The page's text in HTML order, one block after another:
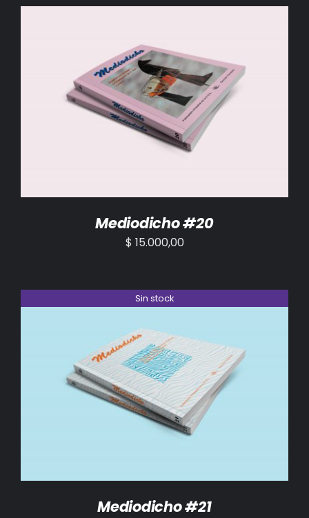
AÑADIR AL CARRITO / DETALLES
Mediodicho #20
$ 15.000,00
Sin stock
DETALLES
Mediodicho #21